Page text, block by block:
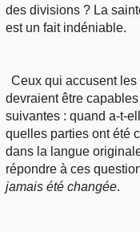
des divisions ? La
est un fait indéniable.
Ceux qui accusent
devraient être
suivantes : quand a-t-
quelles parties ont été
dans la langue
répondre à ces
jamais été changée.